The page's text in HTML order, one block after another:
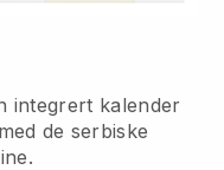
integrert kalender
de serbiske